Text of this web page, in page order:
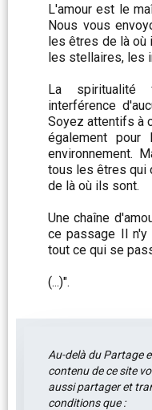
L'amour est le
Nous vous
les êtres de là où
les stellaires, les
La spiritualité
interférence
Soyez attentifs à
également pour
environnement.
tous les êtres qui
de là où ils sont.
Une chaîne
ce passage Il
tout ce qui se
(...)".
Au-delà du Partage
contenu de ce site
aussi partager et
conditions que :